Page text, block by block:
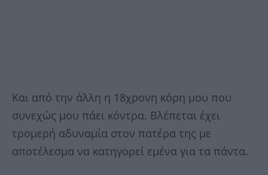
Και από την άλλη η 18χρονη κόρη μου που
συνεχώς μου πάει κόντρα. Βλέπεται έχει
τρομερή αδυναμία στον πατέρα της με
αποτέλεσμα να κατηγορεί εμένα για τα πάντα.